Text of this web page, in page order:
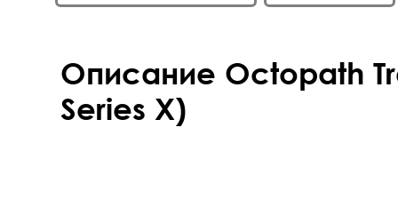
Описание Octopath
Series X)